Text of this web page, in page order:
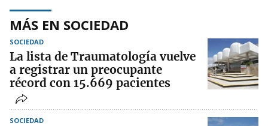
MÁS EN SOCIEDAD
SOCIEDAD
La lista de Traumatología vuelve
a registrar un preocupante
récord con 15.669 pacientes
SOCIEDAD